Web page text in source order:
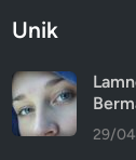
Unik
29/